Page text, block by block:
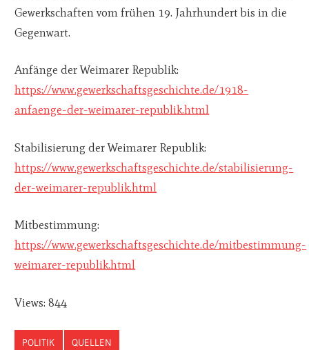
Gewerkschaften vom frühen 19. Jahrhundert bis in die
Gegenwart.
Anfänge der Weimarer Republik:
https://www.gewerkschaftsgeschichte.de/1918-
anfaenge-der-weimarer-republik.html
Stabilisierung der Weimarer Republik:
https://www.gewerkschaftsgeschichte.de/stabilisierung-
der-weimarer-republik.html
Mitbestimmung:
https://www.gewerkschaftsgeschichte.de/mitbestimmung-
weimarer-republik.html
Views: 844
POLITIK QUELLEN